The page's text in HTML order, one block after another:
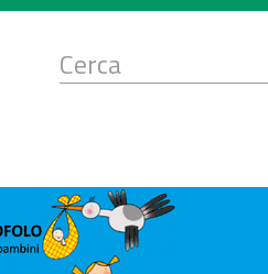
Form
di